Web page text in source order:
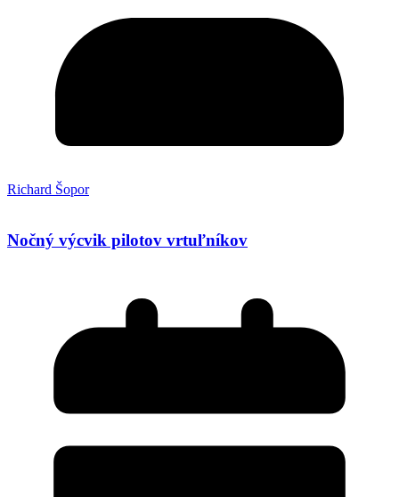
Richard Šopor
Nočný výcvik pilotov vrtuľníkov